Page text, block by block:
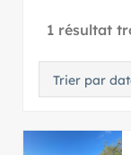
1 résultat
Trier par